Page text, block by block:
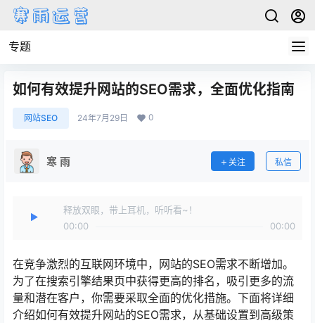
专题
如何有效提升网站的SEO需求，全面优化指南
网站SEO 24年7月29日 0
寒 雨 关注 私信
释放双眼，带上耳机，听听看~！
00:00
00:00
在竞争激烈的互联网环境中，网站的SEO需求不断增加。
为了在搜索引擎结果页中获得更高的排名，吸引更多的流
量和潜在客户，你需要采取全面的优化措施。下面将详细
介绍如何有效提升网站的SEO需求，从基础设置到高级策